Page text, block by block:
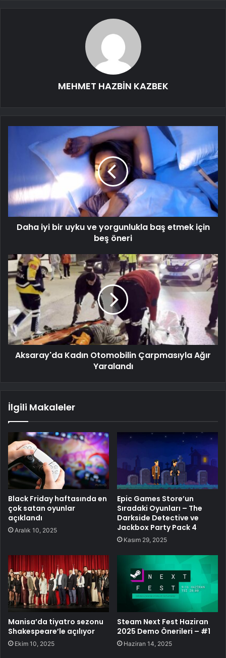
MEHMET HAZBİN KAZBEK
Daha iyi bir uyku ve yorgunlukla baş etmek için
beş öneri
Aksaray'da Kadın Otomobilin Çarpmasıyla Ağır
Yaralandı
İlgili Makaleler
Black Friday haftasında en
çok satan oyunlar
açıklandı
Aralık 10, 2025
Epic Games Store’un
Sıradaki Oyunları – The
Darkside Detective ve
Jackbox Party Pack 4
Kasım 29, 2025
Manisa’da tiyatro sezonu
Shakespeare’le açılıyor
Ekim 10, 2025
Steam Next Fest Haziran
2025 Demo Önerileri – #1
Haziran 14, 2025